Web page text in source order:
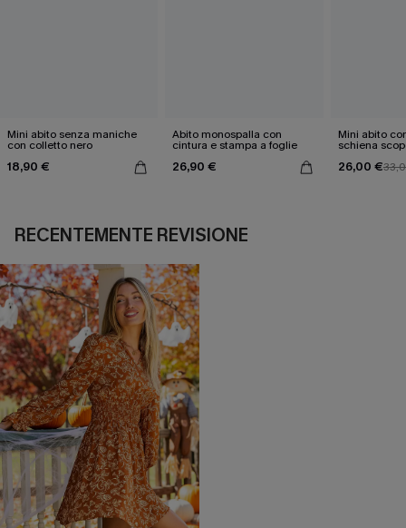
Mini abito senza maniche
con colletto nero
18,90 €
Abito monospalla con
cintura e stampa a foglie
26,90 €
Mini abito
schiena
26,00 €
RECENTEMENTE REVISIONE